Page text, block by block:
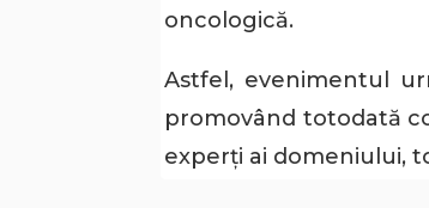
oncologică.
Astfel, evenimentul
promovând totodată
experți ai domeniului,